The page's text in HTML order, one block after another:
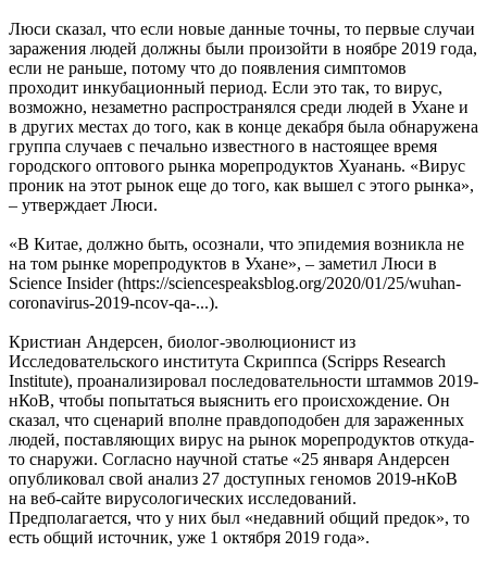
Люси сказал, что если новые данные точны, то первые случаи
заражения людей должны были произойти в ноябре 2019 года,
если не раньше, потому что до появления симптомов
проходит инкубационный период. Если это так, то вирус,
возможно, незаметно распространялся среди людей в Ухане и
в других местах до того, как в конце декабря была обнаружена
группа случаев с печально известного в настоящее время
городского оптового рынка морепродуктов Хуанань. «Вирус
проник на этот рынок еще до того, как вышел с этого рынка»,
– утверждает Люси.
«В Китае, должно быть, осознали, что эпидемия возникла не
на том рынке морепродуктов в Ухане», – заметил Люси в
Science Insider (https://sciencespeaksblog.org/2020/01/25/wuhan-
coronavirus-2019-ncov-qa-...).
Кристиан Андерсен, биолог-эволюционист из
Исследовательского института Скриппса (Scripps Research
Institute), проанализировал последовательности штаммов 2019-
нКоВ, чтобы попытаться выяснить его происхождение. Он
сказал, что сценарий вполне правдоподобен для зараженных
людей, поставляющих вирус на рынок морепродуктов откуда-
то снаружи. Согласно научной статье «25 января Андерсен
опубликовал свой анализ 27 доступных геномов 2019-нКоВ
на веб-сайте вирусологических исследований.
Предполагается, что у них был «недавний общий предок», то
есть общий источник, уже 1 октября 2019 года».